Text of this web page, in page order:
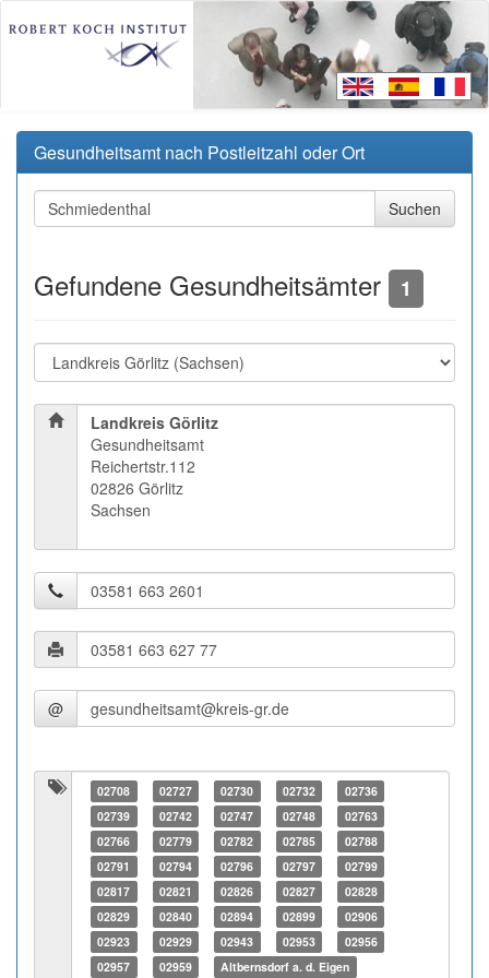
Gesundheitsamt nach Postleitzahl oder Ort
Gefundene Gesundheitsämter 1
Landkreis Görlitz
Gesundheitsamt
Reichertstr.112
02826 Görlitz
Sachsen
@
02708 02727 02730 02732
02736
02739
02742 02747 02748
02763
02766
02779 02782 02785
02788
02791
02794 02796 02797
02799
02817
02821 02826 02827
02828
02829
02840 02894 02899
02906
02923
02929 02943 02953
02956
02957
02959 Altbernsdorf a. d. Eigen